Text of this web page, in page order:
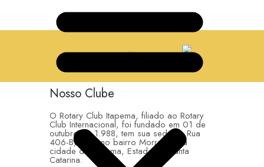
Nosso Clube
O Rotary Club Itapema, filiado ao Rotary
Club Internacional, foi fundado em 01 de
outubro de 1.988, tem sua sede na Rua
406-B, 722, no bairro Morretes, na
cidade de Itapema, Estado de Santa
Catarina.